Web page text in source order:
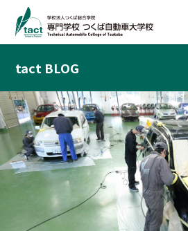
tact BLOG